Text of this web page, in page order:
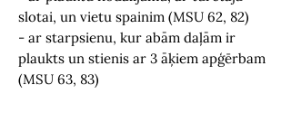
slotai, un vietu spainim (MSU 62, 82)
- ar starpsienu, kur abām daļām ir
plaukts un stienis ar 3 āķiem apģērbam
(MSU 63, 83)